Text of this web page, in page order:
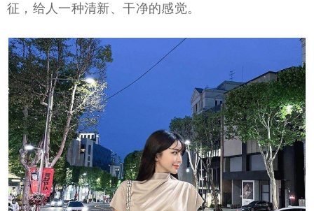
征，给人一种清新、干净的感觉。